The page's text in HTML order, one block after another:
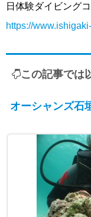
日体験ダイビング
https://
この記事では
オーシャンズ石